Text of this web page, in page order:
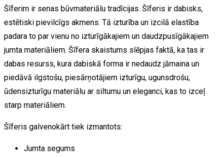
Šīferim ir senas būvmateriālu tradīcijas. Šīferis ir dabisks,
estētiski pievilcīgs akmens. Tā izturība un izcilā elastība
padara to par vienu no izturīgākajiem un daudzpusīgākajiem
jumta materiāliem. Šīfera skaistums slēpjas faktā, ka tas ir
dabas resurss, kura dabiskā forma ir nedaudz jāmaina un
piedāvā ilgstošu, piesārņotājiem izturīgu, ugunsdrošu,
ūdensizturīgu materiālu ar siltumu un eleganci, kas to izceļ
starp materiāliem.
Šīferis galvenokārt tiek izmantots:
Jumta segums